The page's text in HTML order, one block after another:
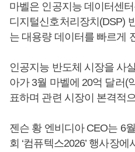
마벨은 인공지능 데이터센
디지털신호처리장치(DSP)
는 대용량 데이터를 빠르게
인공지능 반도체 시장을 사
아가 3월 마벨에 20억 달러(
표하며 관련 시장이 본격적
젠슨 황 엔비디아 CEO는 6
회 ‘컴퓨텍스2026’ 행사장